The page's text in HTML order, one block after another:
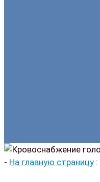
- На главную страницу :